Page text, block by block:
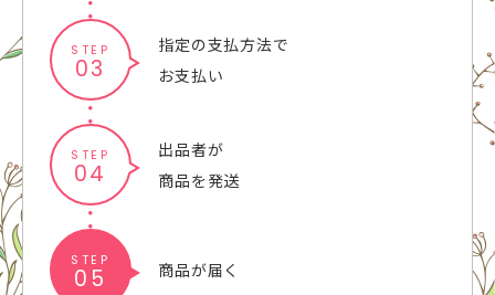
STEP
03
指定の支払方法で
お支払い
STEP
04
出品者が
商品を発送
STEP
05 商品が届く